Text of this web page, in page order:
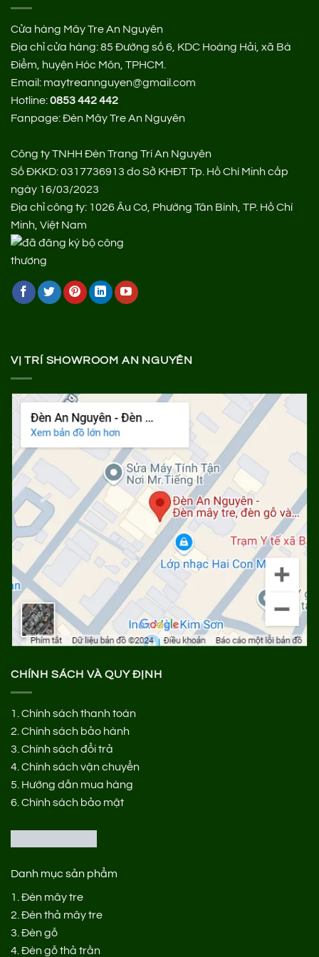
Cửa hàng Mây Tre An Nguyên
Địa chỉ cửa hàng:85 Đường số 6, KDC Hoàng Hải, xã Bà
Điểm, huyện Hóc Môn, TPHCM.
Email: maytreannguyen@gmail.com
Hotline:0853 442 442
Fanpage:Đèn Mây Tre An Nguyên
Công ty TNHH Đèn Trang Trí An Nguyên
Số ĐKKD: 0317736913 do Sở KHĐT Tp. Hồ Chí Minh cấp
ngày 16/03/2023
Địa chỉ công ty: 1026 Âu Cơ, Phường Tân Bình, TP. Hồ Chí
Minh, Việt Nam
VỊ TRÍ SHOWROOM AN NGUYÊN
CHÍNH SÁCH VÀ QUY ĐỊNH
1. Chính sách thanh toán
2. Chính sách bảo hành
3. Chính sách đổi trả
4. Chính sách vận chuyển
5. Hướng dẫn mua hàng
6. Chính sách bảo mật
Danh mục sản phẩm
1. Đèn mây tre
2. Đèn thả mây tre
3. Đèn gỗ
4. Đèn gỗ thả trần